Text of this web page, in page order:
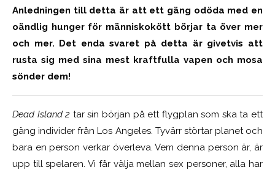
Anledningen till detta är att ett gäng odöda med en
oändlig hunger för människokött börjar ta över mer
och mer. Det enda svaret på detta är givetvis att
rusta sig med sina mest kraftfulla vapen och mosa
sönder dem!
Dead Island 2 tar sin början på ett flygplan som ska ta ett
gäng individer från Los Angeles. Tyvärr störtar planet och
bara en person verkar överleva. Vem denna person är, är
upp till spelaren. Vi får välja mellan sex personer, alla har